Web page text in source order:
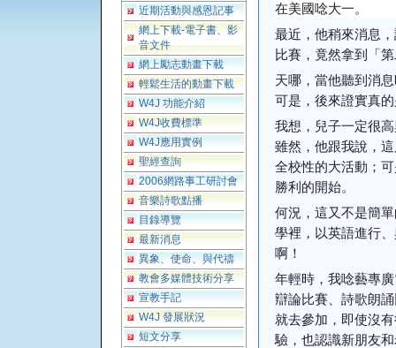
近期活動與感恩記事
網上下載-電子書、影
音文件
網上勵志動畫下載
輕鬆生活的動畫下載
W4J 功能介紹
W4J收費標準
W4J應用實例
聖經查詢
2006網路事工研討會
音樂詩歌點播
目錄導覽
最新消息
異象、使命、與代禱
教會多媒體技術分享
宣教手記
W4J 發展狀況
短文分享
在美國唸大一。
最近，他稍來消息
比賽，竟然拿到「
天哪，當他聽到消
可是，後來證實真
我想，兒子一定很
雖然，他跟我說，
全校性的大活動；
勝利的開始。
何況，這又不是簡
學裡，以英語進行
啊！
年輕時，我唸藝專
辯論比賽、詩歌朗
就去參加，即使沒
驗，也認識新朋友